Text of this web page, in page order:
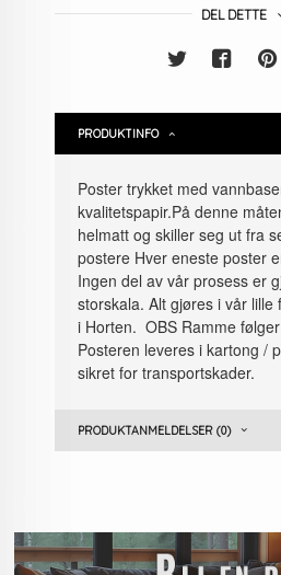
DEL DETTE
PRODUKTINFO
Poster trykket med
kvalitetspapir.På denne
helmatt og skiller seg ut fra
postere Hver eneste poster
Ingen del av vår prosess er
storskala. Alt gjøres i vår lille
i Horten. OBS Ramme
Posteren leveres i kartong /
sikret for transportskader.
PRODUKTANMELDELSER (0)